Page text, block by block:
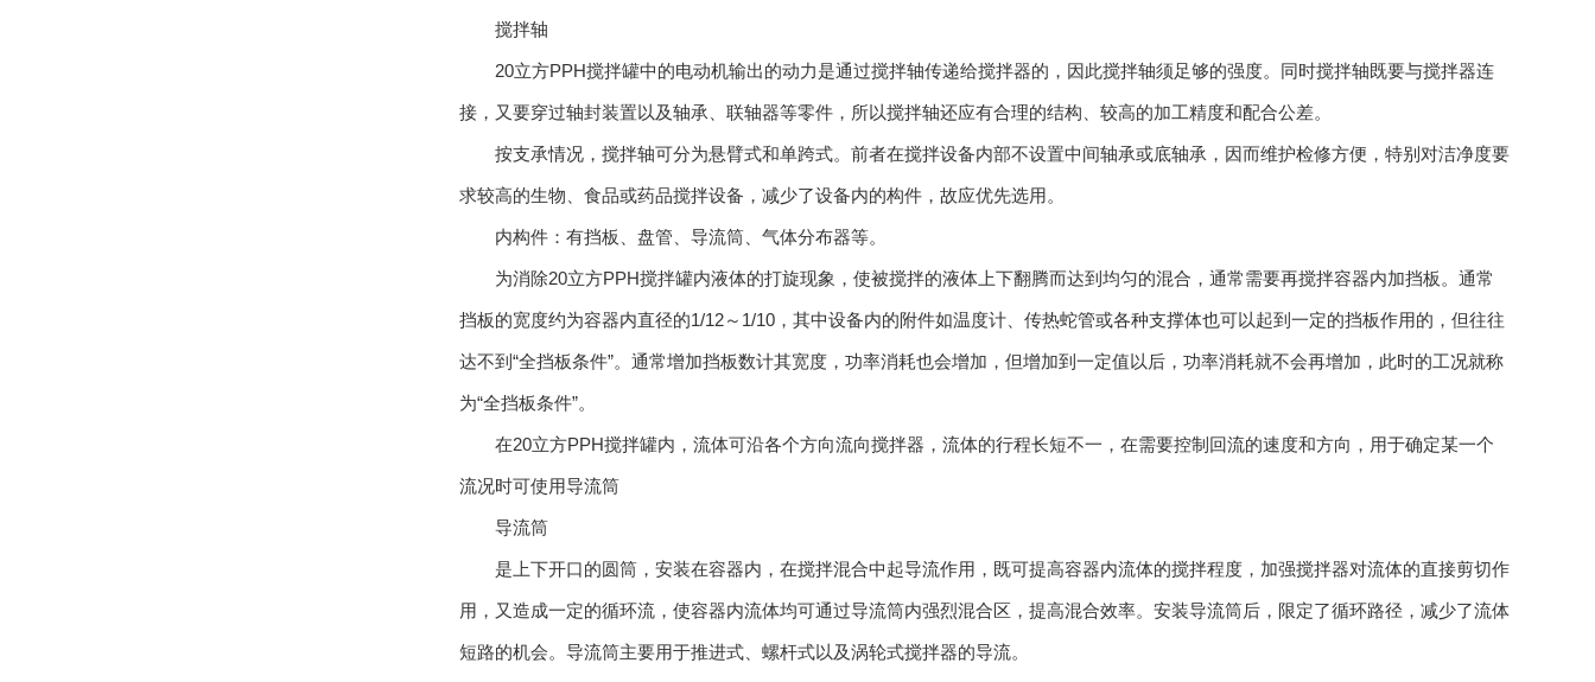
搅拌轴
20立方PPH搅拌罐中的电动机输出的动力是通过搅拌轴传递给搅拌器的，因此搅拌轴须足够的强度。同时搅拌轴既要与搅拌器连
接，又要穿过轴封装置以及轴承、联轴器等零件，所以搅拌轴还应有合理的结构、较高的加工精度和配合公差。
按支承情况，搅拌轴可分为悬臂式和单跨式。前者在搅拌设备内部不设置中间轴承或底轴承，因而维护检修方便，特别对洁净度要
求较高的生物、食品或药品搅拌设备，减少了设备内的构件，故应优先选用。
内构件：有挡板、盘管、导流筒、气体分布器等。
为消除20立方PPH搅拌罐内液体的打旋现象，使被搅拌的液体上下翻腾而达到均匀的混合，通常需要再搅拌容器内加挡板。通常
挡板的宽度约为容器内直径的1/12～1/10，其中设备内的附件如温度计、传热蛇管或各种支撑体也可以起到一定的挡板作用的，但往往
达不到“全挡板条件”。通常增加挡板数计其宽度，功率消耗也会增加，但增加到一定值以后，功率消耗就不会再增加，此时的工况就称
为“全挡板条件”。
在20立方PPH搅拌罐内，流体可沿各个方向流向搅拌器，流体的行程长短不一，在需要控制回流的速度和方向，用于确定某一个
流况时可使用导流筒
导流筒
是上下开口的圆筒，安装在容器内，在搅拌混合中起导流作用，既可提高容器内流体的搅拌程度，加强搅拌器对流体的直接剪切作
用，又造成一定的循环流，使容器内流体均可通过导流筒内强烈混合区，提高混合效率。安装导流筒后，限定了循环路径，减少了流体
短路的机会。导流筒主要用于推进式、螺杆式以及涡轮式搅拌器的导流。